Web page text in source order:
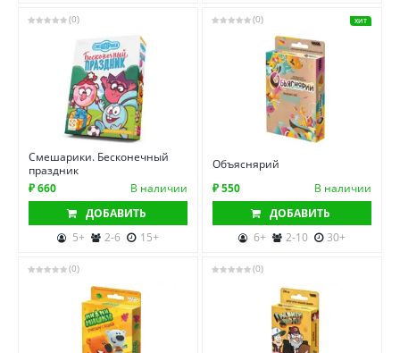
(0)
Смешарики. Бесконечный
праздник
₽ 660
В наличии
ДОБАВИТЬ
5+
2-6 15+
(0) ХИТ
Объяснярий
₽ 550
В наличии
ДОБАВИТЬ
6+
2-10 30+
(0) (0)